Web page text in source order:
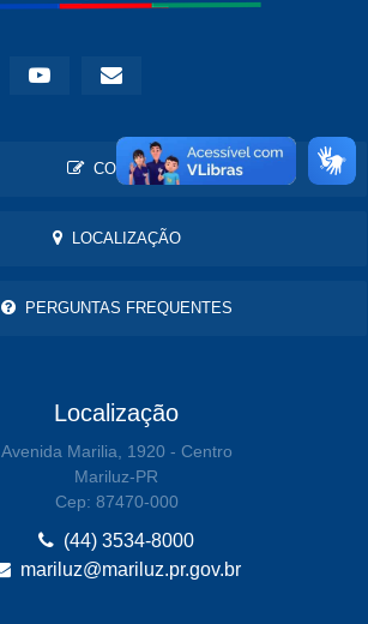
CONTATO
LOCALIZAÇÃO
PERGUNTAS FREQUENTES
Localização
Avenida Marilia, 1920 - Centro
Mariluz-PR
Cep: 87470-000
(44) 3534-8000
mariluz@mariluz.pr.gov.br